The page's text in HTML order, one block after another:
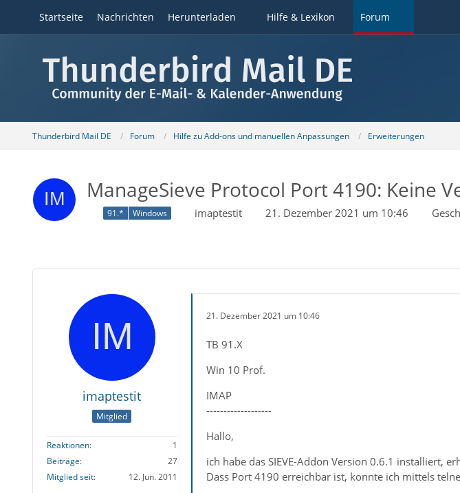
Startseite Nachrichten Herunterladen Hilfe & Lexikon Forum
Thunderbird Mail DE Forum Hilfe zu Add-ons und manuellen Anpassungen Erweiterungen
ManageSieve Protocol Port 4190: Keine
91.* Windows imaptestit 21. Dezember 2021 um 10:46
imaptestit
Mitglied
Reaktionen
1
Beiträge
27
Mitglied seit
12. Jun. 2011
21. Dezember 2021 um 10:46
TB 91.X
Win 10 Prof.
IMAP
-------------------
Hallo,
ich habe das SIEVE-Addon Version 0.6.1 installiert,
Dass Port 4190 erreichbar ist, konnte ich mittels